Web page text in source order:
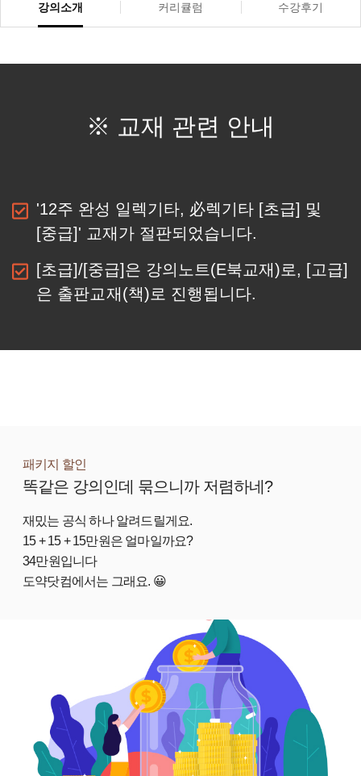
강의소개 커리큘럼 수강후기
※ 교재 관련 안내
'12주 완성 일렉기타, 必렉기타 [초급] 및
[중급]' 교재가 절판되었습니다.
[초급]/[중급]은 강의노트(E북교재)로, [고급]
은 출판교재(책)로 진행됩니다.
패키지 할인
똑같은 강의인데 묶으니까 저렴하네?
재밌는 공식 하나 알려드릴게요.
15 + 15 + 15만원은 얼마일까요?
34만원입니다
도약닷컴에서는 그래요. 😀